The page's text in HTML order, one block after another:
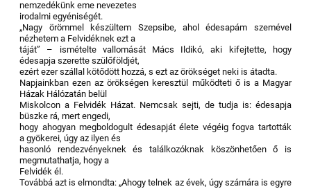
nemzedékünk eme nevezetes
irodalmi egyéniségét.
„Nagy örömmel készültem Szepsibe, ahol édesapám szemével
nézhetem a Felvidéknek ezt a
táját” – ismételte vallomását Mács Ildikó, aki kifejtette, hogy
édesapja szerette szülőföldjét,
ezért ezer szállal kötődött hozzá, s ezt az örökséget neki is átadta.
Napjainkban ezen az örökségen keresztül működteti ő is a Magyar
Házak Hálózatán belül
Miskolcon a Felvidék Házat. Nemcsak sejti, de tudja is: édesapja
büszke rá, mert engedi,
hogy ahogyan megboldogult édesapját élete végéig fogva tartották
a gyökerei, úgy az ilyen és
hasonló rendezvényeknek és találkozóknak köszönhetően ő is
megmutathatja, hogy a
Felvidék él.
Továbbá azt is elmondta: „Ahogy telnek az évek, úgy számára is egyre